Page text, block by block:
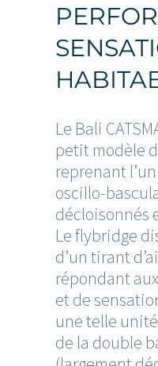
Le Bali
petit modèle
reprenant
oscillo-
décloisonnés
Le flybridge
d’un tirant
répondant
et de
une telle
de la double